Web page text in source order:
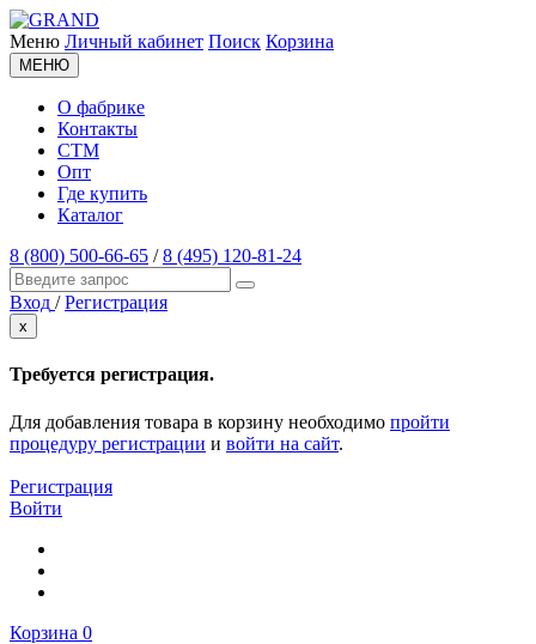
Меню Личный кабинет Поиск Корзина
МЕНЮ
О фабрике
Контакты
СТМ
Опт
Где купить
Каталог
8 (800) 500-66-65 /8 (495) 120-81-24
Вход / Регистрация
x
Требуется регистрация.
Для добавления товара в корзину необходимо пройти
процедуру регистрации и войти на сайт.
Регистрация
Войти
Корзина 0